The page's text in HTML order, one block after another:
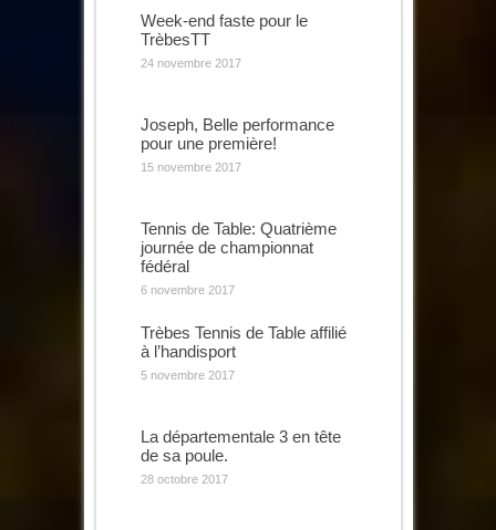
Week-end faste pour le
TrèbesTT
24 novembre 2017
Joseph, Belle performance
pour une première!
15 novembre 2017
Tennis de Table: Quatrième
journée de championnat
fédéral
6 novembre 2017
Trèbes Tennis de Table affilié
à l’handisport
5 novembre 2017
La départementale 3 en tête
de sa poule.
28 octobre 2017